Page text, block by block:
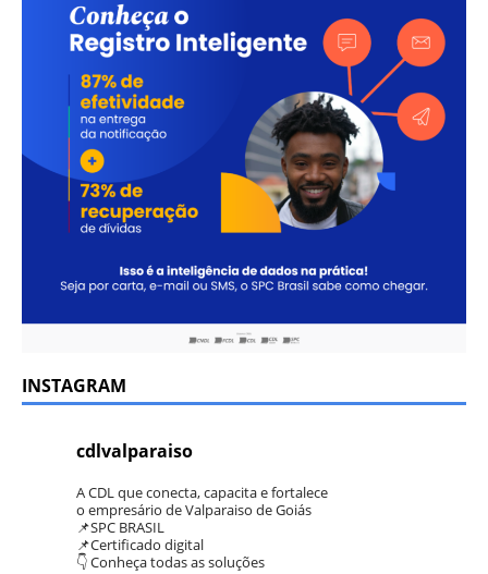
INSTAGRAM
cdlvalparaiso
A CDL que conecta, capacita e fortalece
o empresário de Valparaiso de Goiás
📌SPC BRASIL
📌Certificado digital
👇 Conheça todas as soluções